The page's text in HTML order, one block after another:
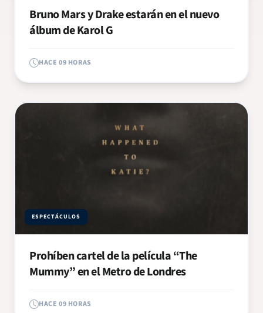
Bruno Mars y Drake estarán en el nuevo
álbum de Karol G
HACE 09 HORAS
ESPECTÁCULOS
Prohíben cartel de la película “The
Mummy” en el Metro de Londres
HACE 09 HORAS